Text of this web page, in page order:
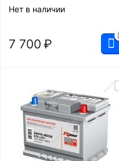
Нет в наличии
7 700 ₽